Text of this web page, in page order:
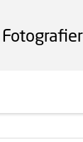
Fotografier